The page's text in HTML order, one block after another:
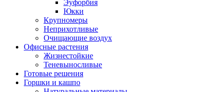
Эуфорбия
Юкки
Крупномеры
Неприхотливые
Очищающие воздух
Офисные растения
Жизнестойкие
Теневыносливые
Готовые решения
Горшки и кашпо